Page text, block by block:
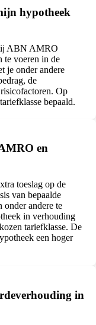
hypotheek
ABN AMRO
te voeren in de
je onder andere
de
Op
bepaald.
en
toeslag op de
van bepaalde
onder andere te
in verhouding
tariefklasse. De
een hoger
in